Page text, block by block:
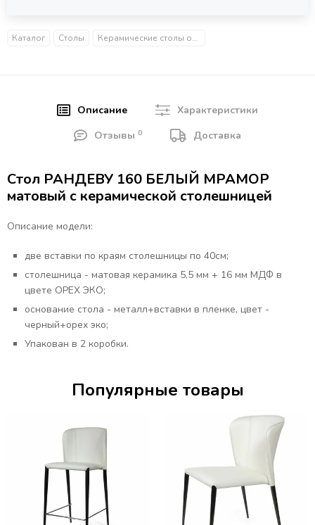
Каталог Столы Керамические столы обеденные
Описание
Характеристики
Отзывы 0 Доставка
Стол РАНДЕВУ 160 БЕЛЫЙ МРАМОР
матовый с керамической столешницей
Описание модели:
две вставки по краям столешницы по 40см;
столешница - матовая керамика 5,5 мм + 16 мм МДФ в
цвете ОРЕХ ЭКО;
основание стола - металл+вставки в пленке, цвет -
черный+орех эко;
Упакован в 2 коробки.
Популярные товары